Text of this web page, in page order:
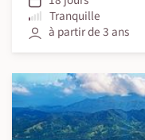
Tranquille
à partir de 3 ans